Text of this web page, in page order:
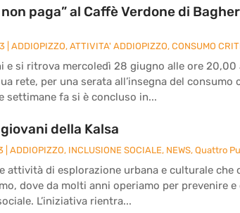
paga” al Caffè Verdone di
ADDIOPIZZO, ATTIVITA' ADDIOPIZZO, CONSUMO
e si ritrova mercoledì 28 giugno alle ore 20,00
rete, per una serata all’insegna del
settimane fa si è concluso in...
della Kalsa
ADDIOPIZZO, INCLUSIONE SOCIALE, NEWS, Quattro
attività di esplorazione urbana e culturale che
dove da molti anni operiamo per prevenire
L’iniziativa rientra...